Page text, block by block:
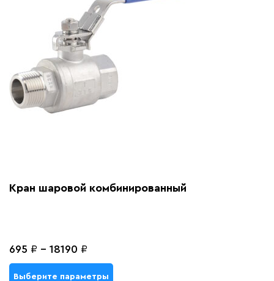
Кран шаровой комбинированный
695 ₽ - 18190 ₽
Выберите параметры